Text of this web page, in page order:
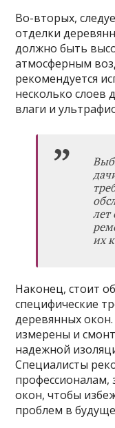
Во-вторых,
отделки
должно быть
атмосферным
рекомендуется
несколько слоев
влаги и
лет
их
Наконец, стоит
специфические
деревянных
измерены и
надежной
Специалисты
окон, чтобы
проблем в